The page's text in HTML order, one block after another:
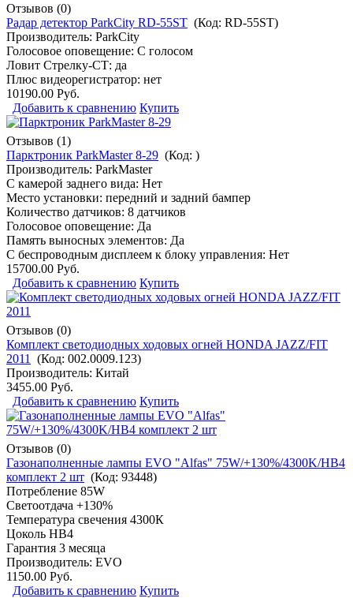
Отзывов (0)
Радар детектор ParkCity RD-55ST (Код: RD-55ST)
Производитель: ParkCity
Голосовое оповещение: С голосом
Ловит Стрелку-СТ: да
Плюс видеорегистратор: нет
10190.00 Руб.
Добавить к сравнению Купить
Отзывов (1)
Парктроник ParkMaster 8-29 (Код: )
Производитель: ParkMaster
С камерой заднего вида: Нет
Место установки: передний и задний бампер
Количество датчиков: 8 датчиков
Голосовое оповещение: Да
Память выносных элементов: Да
С беспроводным дисплеем к блоку управления: Нет
15700.00 Руб.
Добавить к сравнению Купить
Отзывов (0)
Комплект светодиодных ходовых огней HONDA JAZZ/FIT
2011
(Код: 002.0009.123)
Производитель: Китай
3455.00 Руб.
Добавить к сравнению Купить
Отзывов (0)
Газонаполненные лампы EVO "Alfas" 75W/+130%/4300K/HB4
комплект 2 шт (Код: 93448)
Потребление 85W
Светоотдача +130%
Температура свечения 4300К
Цоколь HB4
Гарантия 3 месяца
Производитель: EVO
1150.00 Руб.
Добавить к сравнению Купить